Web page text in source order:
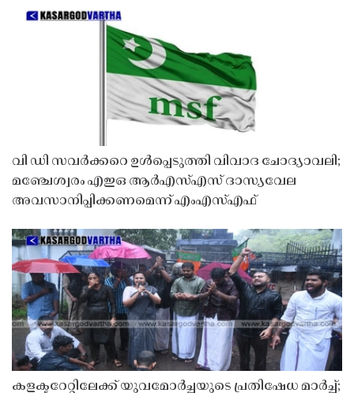
വി ഡി സവർക്കറെ ഉൾപ്പെടുത്തി വിവാദ ചോദ്യാവലി;
മഞ്ചേശ്വരം എഇഒ ആർഎസ്എസ് ദാസ്യവേല
അവസാനിപ്പിക്കണമെന്ന് എംഎസ്എഫ്
കളക്ടറേറ്റിലേക്ക് യുവമോർച്ചയുടെ പ്രതിഷേധ മാർച്ച്;